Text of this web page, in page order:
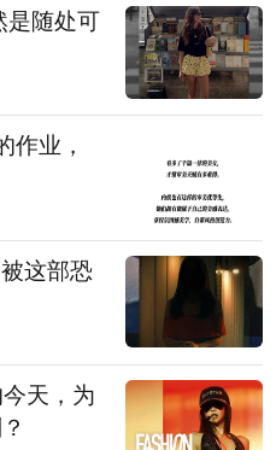
是随处可
作业，
这部恐
天，为